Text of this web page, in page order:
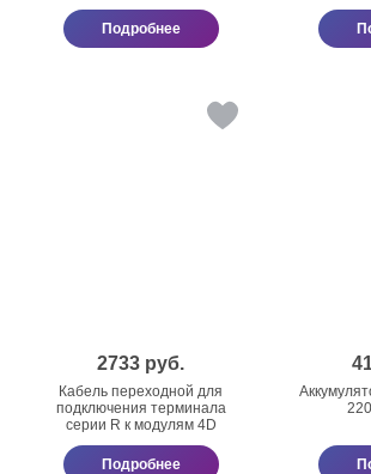
Подробнее
2733 руб.
Кабель переходной для
подключения терминала
серии R к модулям 4D
Подробнее